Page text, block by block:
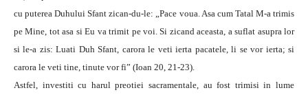
cu puterea Duhului Sfant zican-du-le: „Pace voua. Asa cum Tatal M-a trimis
pe Mine, tot asa si Eu va trimit pe voi. Si zicand aceasta, a suflat asupra lor
si le-a zis: Luati Duh Sfant, carora le veti ierta pacatele, li se vor ierta; si
carora le veti tine, tinute vor fi” (Ioan 20, 21-23).
Astfel, investiti cu harul preotiei sacramentale, au fost trimisi in lume